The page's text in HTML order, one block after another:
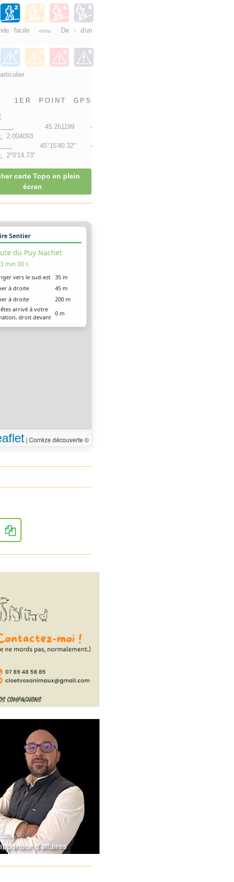
facileet/ou
De - d'un
1ER POINT GPS
: 45.261199 -
2.004093
: 45°15'40.32" -
2°0'14.73"
carte Topo en plein
écran
Sentier
du Puy Nachet
min 30 s
vers le sud-est
35 m
à droite
45 m
à droite
200 m
arrivé à votre
droit devant
0 m
| Corrèze découverte ©